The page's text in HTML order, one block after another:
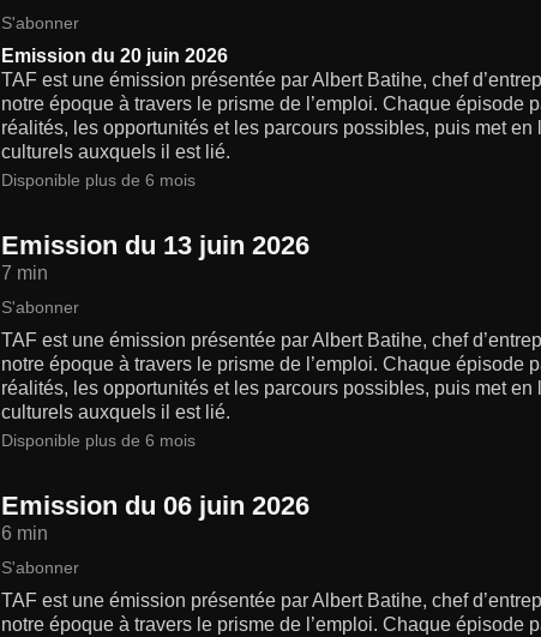
S'abonner
Emission du 20 juin 2026
TAF est une émission présentée par Albert Batihe, chef
notre époque à travers le prisme de l’emploi. Chaque épisode
réalités, les opportunités et les parcours possibles, puis met
culturels auxquels il est lié.
Disponible plus de 6 mois
Emission du 13 juin 2026
7 min
S'abonner
TAF est une émission présentée par Albert Batihe, chef
notre époque à travers le prisme de l’emploi. Chaque épisode
réalités, les opportunités et les parcours possibles, puis met
culturels auxquels il est lié.
Disponible plus de 6 mois
Emission du 06 juin 2026
6 min
S'abonner
TAF est une émission présentée par Albert Batihe, chef
notre époque à travers le prisme de l’emploi. Chaque épisode